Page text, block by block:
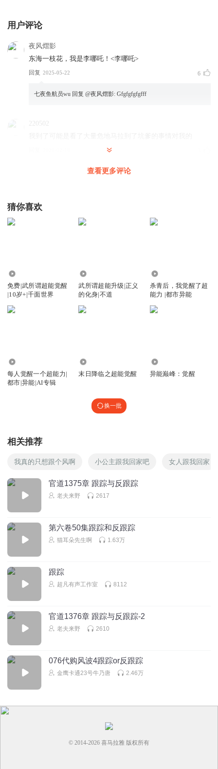
用户评论
夜风熠影
东海一枝花，我是李哪吒！<李哪吒>
回复 2025-05-22 6
七夜鱼航员wu 回复 @夜风熠影: Gfgfgfgfgfff
220502
嗨扬Level0回关谢谢
破200粉。想一起玩和平，看我主页!!!😘😘😘有关必回，一
周不回，直接取关，想破200粉。想一起玩和平，看我主页!!!
嗨扬Level0回关谢谢
哦是看了排位赛肯德基到我了
对么都得多少分积分我是普罗旺斯拍的跌跌爬爬奥咯哇假期开启奥
卡萨我是吗哦是我开门是外婆飞蛾此时此刻从此死吗
饿哦极品我的娃儿哦企鹅佛居心叵测中啊，‘去争取啊！舍我
其谁看着啊Mlzw@zk29，三一身正气扫描微信名送，Q哦我
心里，三次，碰到希望是性命双修。是拉米雷斯。饿了邪恶
啊小卡的地位拍。是我想我们希望，为，陪我旅行拍摄，市
场，了，额次测3•3～：～3:9～3”你睡了么老薛哦什么出口市
希望我想趴下20¥。wded新闻评选为，在我们希望老师每次，
随便的小吴回复 @ 220502
7878787878787878787878787878787878878787878787878787878787
8787878787878787878787878787878787878787878787878787878787
8787878787878787878787878787878787878787878787878787878787
7878787878787878787878787878787878787878787878787878787878
7878787878
听友482419968
mcmcmcmcmcmcncmcmcmcmcmcmcmcmcmcmcmcmcmcmcmc
mcmcmcmcmcmcmcmcmcmcMC MC MC MC MC MC MC MC
MC MC MC MC
溺于红尘
王秉阁和王玥
查看更多评论
猜你喜欢
免费|武所谓超能觉醒
|10岁+|千面世界
武所谓超能升级|正义
的化身|不道
杀青后，我觉醒了超
能力 |都市异能
每人觉醒一个超能力|
都市|异能|AI专辑
末日降临之超能觉醒 异能巅峰：觉醒
换一批
相关推荐
我真的只想跟个风啊 小公主跟我回家吧 女人跟我回家
官道1375章 跟踪与反跟踪
老夫来野 2617
第六卷50集跟踪和反跟踪
猫耳朵先生啊 1.63万
跟踪
超凡有声工作室 8112
官道1376章 跟踪与反跟踪-2
老夫来野 2610
076代购风波4跟踪or反跟踪
金鹰卡通23号牛乃唐 2.46万
© 2014-2026 喜马拉雅 版权所有